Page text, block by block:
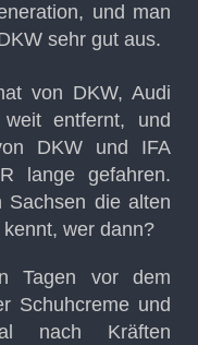
und man
sehr gut aus.
von DKW, Audi
entfernt, und
DKW und IFA
lange gefahren.
Sachsen die alten
wer dann?
Tagen vor dem
Schuhcreme und
nach Kräften